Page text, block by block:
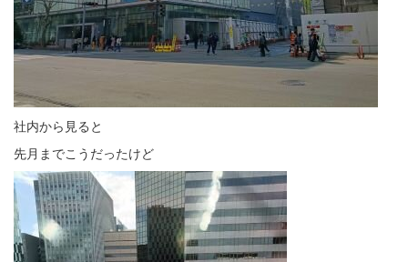
社内から見ると
先月までこうだったけど